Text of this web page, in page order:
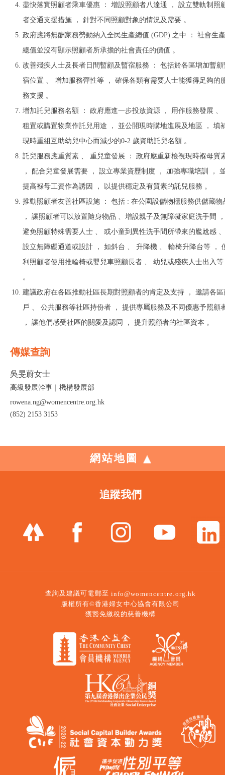
盡快落實照顧者乘⾞優惠 ： 增設照顧者⼋達通 ， 設立雙軌制照
者交通⽀援措施 ， 針對不同照顧對象的情況及需要 。
政府應將無酬家務勞動納入全⺠⽣產總值 (GDP) 之中 ： 社會⽣產
總值並沒有顯示照顧者所承擔的社會責任的價值 。
改善殘疾⼈⼠及長者⽇間暫顧及暫宿服務 ： 包括於各區增加暫顧
宿位置 、 增加服務彈性等 ， 確保各類有需要⼈⼠能獲得⾜夠的
務⽀援 。
增加託兒服務名額 ： 政府應進⼀步投放資源 ， ⽤作服務發展 、
租置或購置物業作託兒⽤途 ， 並公開現時購地進展及地區 ， 填
現時重組互助幼兒中⼼⽽減少的0-2 歲資助託兒名額 。
託兒服務應重質素 、 重兒童發展 ： 政府應重新檢視現時褓⺟質
， 配合兒童發展需要 ， 設立專業資歷制度 ， 加強專職培訓 ，
提⾼褓⺟⼯資作為誘因 ， 以提供穩定及有質素的託兒服務 。
推動照顧者友善社區設施 ： 包括 : 在公園設儲物櫃服務供儲藏物
， 讓照顧者可以放置隨⾝物品 、增設親⼦及無障礙家庭洗⼿間 ，
避免照顧特殊需要⼈⼠ 、 或⼩童到異性洗⼿間所帶來的尷尬感 、
設立無障礙通道或設計 ， 如斜台 、 升降機 、 輪椅升降台等 ，
利照顧者使⽤推輪椅或嬰兒⾞照顧長者 、 幼兒或殘疾⼈⼠出入等
。
建議政府在各區推動社區長期對照顧者的肯定及⽀持 ， 邀請各區
⼾ 、 公共服務等社區持份者 ， 提供專屬服務及不同優惠予照顧
， 讓他們感受社區的關愛及認同 ， 提升照顧者的社區資本 。
傳媒查詢
吳旻蔚女士
高級發展幹事｜機構發展部
rowena.ng@womencentre.org.hk
(852) 2153 3153
網站地圖
追蹤我們
查詢及建議可電郵至 info@womencentre.org.hk
版權所有©香港婦女中心協會有限公司
獲豁免繳稅的慈善機構